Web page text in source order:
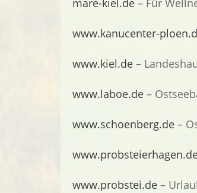
mare-kiel.de – Für
www.kanucenter-
www.kiel.de –
www.laboe.de –
www.schoenberg.de –
www.probstei.de –